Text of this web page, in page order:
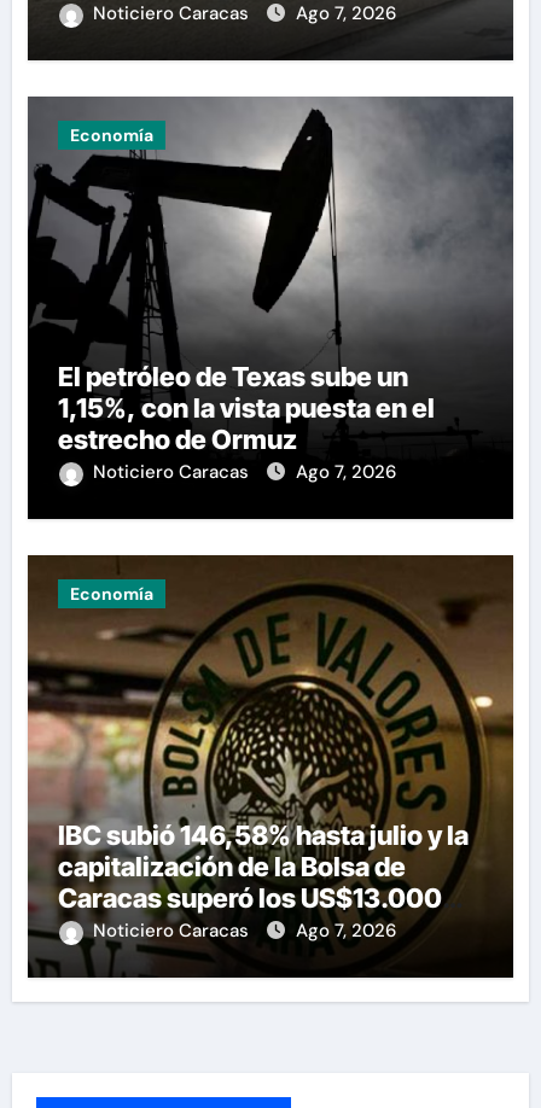
Noticiero Caracas Ago 7, 2026
Economía
El petróleo de Texas sube un
1,15%, con la vista puesta en el
estrecho de Ormuz
Noticiero Caracas Ago 7, 2026
Economía
IBC subió 146,58% hasta julio y la
capitalización de la Bolsa de
Caracas superó los US$13.000
millones
Noticiero Caracas Ago 7, 2026